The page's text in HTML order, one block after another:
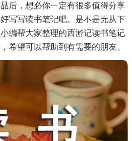
，想必你一定有很多值得分享
写写读书笔记吧。是不是无从下
编帮大家整理的西游记读书笔记
希望可以帮助到有需要的朋友。